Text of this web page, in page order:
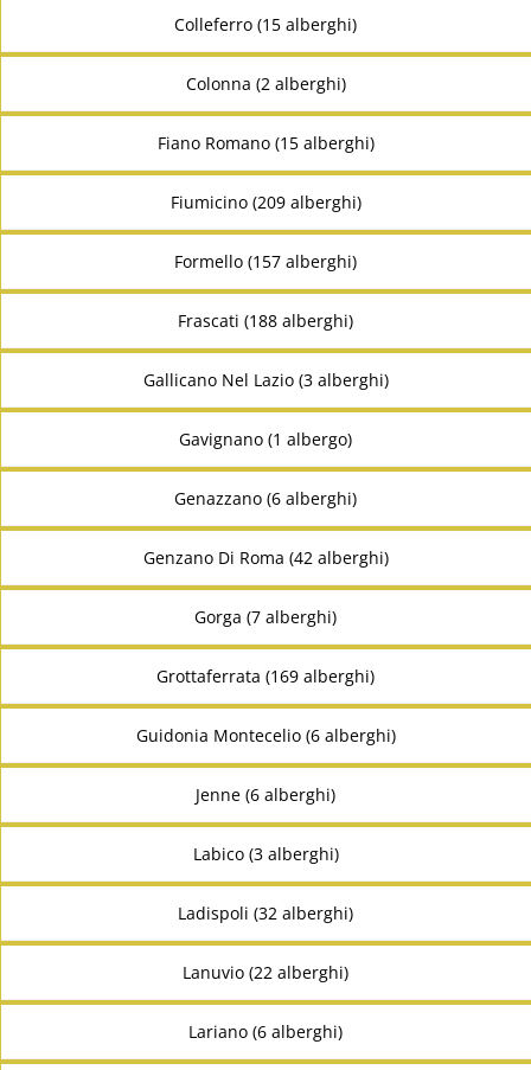
Colleferro (15 alberghi)
Colonna (2 alberghi)
Fiano Romano (15 alberghi)
Fiumicino (209 alberghi)
Formello (157 alberghi)
Frascati (188 alberghi)
Gallicano Nel Lazio (3 alberghi)
Gavignano (1 albergo)
Genazzano (6 alberghi)
Genzano Di Roma (42 alberghi)
Gorga (7 alberghi)
Grottaferrata (169 alberghi)
Guidonia Montecelio (6 alberghi)
Jenne (6 alberghi)
Labico (3 alberghi)
Ladispoli (32 alberghi)
Lanuvio (22 alberghi)
Lariano (6 alberghi)